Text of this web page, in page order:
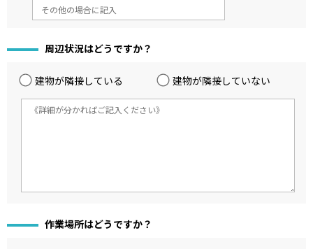
周辺状況はどうですか？
建物が隣接している 建物が隣接していない
作業場所はどうですか？